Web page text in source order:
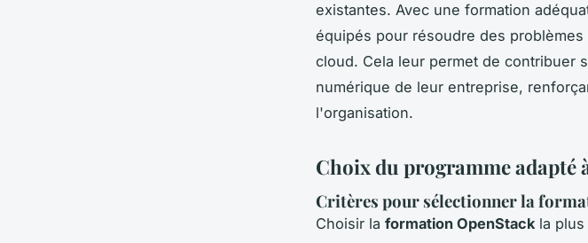
existantes. Avec une formation
équipés pour résoudre des
cloud. Cela leur permet de contribuer
numérique de leur entreprise,
l'organisation.
Choix du programme adapté
Critères pour sélectionner la
Choisir la formation OpenStack la